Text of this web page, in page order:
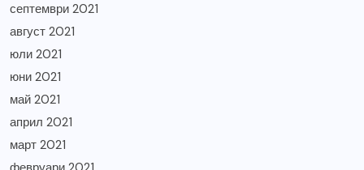
септември 2021
август 2021
юли 2021
юни 2021
май 2021
април 2021
март 2021